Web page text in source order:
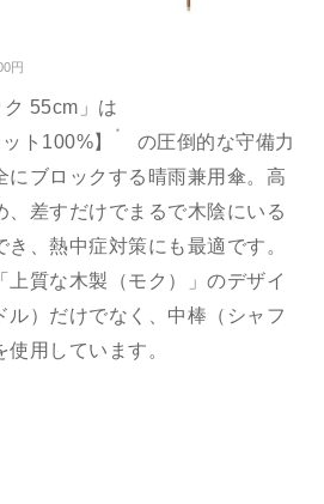
円
ク 55cm」は
ト100%】
＊
の圧倒的な守備力
にブロックする晴雨兼用傘。高
、差すだけでまるで木陰にいる
、熱中症対策にも最適です。
上質な木製（モク）」のデザイ
ル）だけでなく、中棒（シャフ
使用しています。